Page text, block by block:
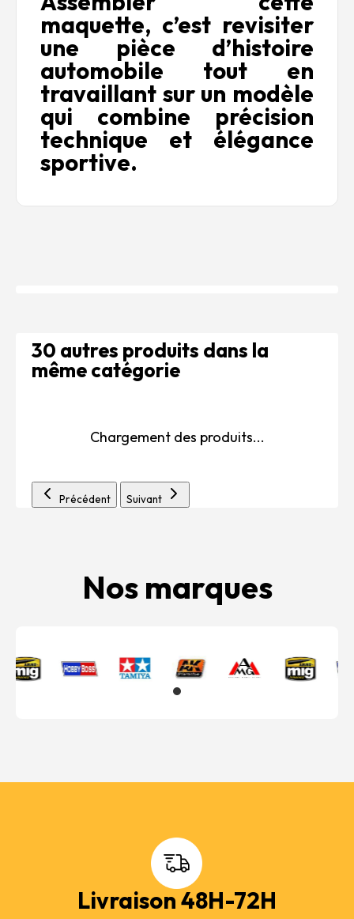
maquette, c’est revisiter
une pièce d’histoire
automobile tout en
travaillant sur un modèle
qui combine précision
technique et élégance
sportive.
30 autres produits dans la
même catégorie
Chargement des produits...
Précédent Suivant
Nos marques
Livraison 48H-72H